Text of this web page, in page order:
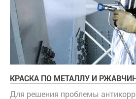
КРАСКА ПО МЕТАЛЛУ И
Для решения проблемы